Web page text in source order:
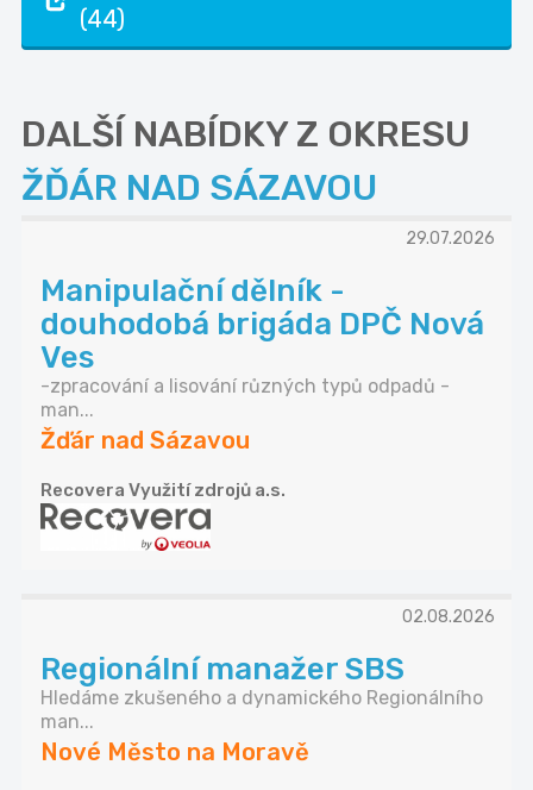
(44)
DALŠÍ NABÍDKY Z OKRESU
ŽĎÁR NAD SÁZAVOU
29.07.2026
Manipulační dělník -
douhodobá brigáda DPČ Nová
Ves
-zpracování a lisování různých typů odpadů -
man...
Žďár nad Sázavou
Recovera Využití zdrojů a.s.
02.08.2026
Regionální manažer SBS
Hledáme zkušeného a dynamického Regionálního
man...
Nové Město na Moravě